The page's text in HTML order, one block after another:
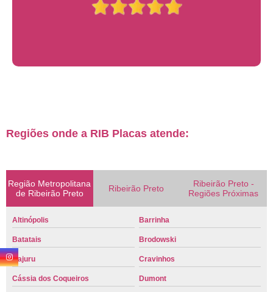
Regiões onde a RIB Placas atende:
Região Metropolitana
de Ribeirão Preto
Ribeirão Preto
Ribeirão Preto -
Regiões Próximas
Altinópolis Barrinha
Batatais Brodowski
Cajuru Cravinhos
Cássia dos Coqueiros Dumont